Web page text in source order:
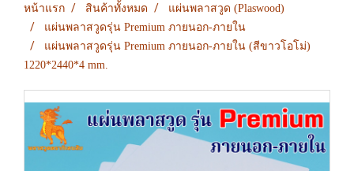
หน้าแรก สินค้าทั้งหมด
แผ่นพลาสวูด (Plaswood)
แผ่นพลาสวูดรุ่น Premium ภายนอก-ภายใน
แผ่นพลาสวูดรุ่น Premium ภายนอก-ภายใน (สีขาวโอโม่)
1220*2440*4 mm.